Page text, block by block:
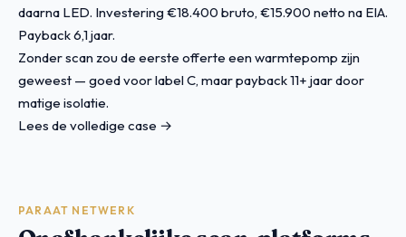
daarna LED. Investering €18.400 bruto, €15.900 netto na EIA.
Payback 6,1 jaar.
Zonder scan zou de eerste offerte een warmtepomp zijn
geweest — goed voor label C, maar payback 11+ jaar door
matige isolatie.
Lees de volledige case →
PARAAT NETWERK